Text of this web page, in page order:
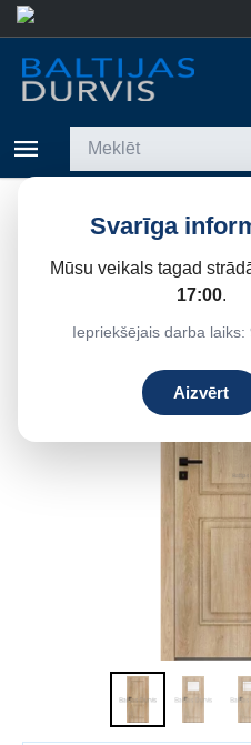
Svarīga
Mūsu veikals tagad
17:00.
Iepriekšējais darba laiks:
Aizvērt
FANO DRE
Sākums Iekšdurvis DRE